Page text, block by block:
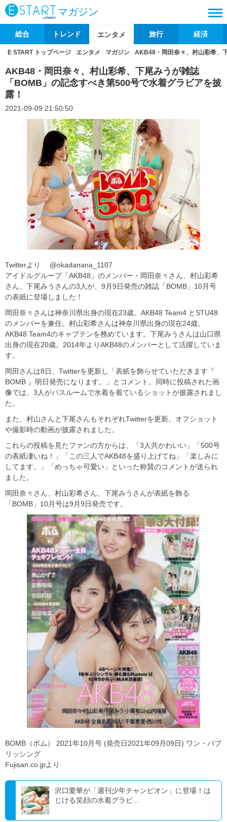
マガジン
総合 トレンド エンタメ 旅行 経済
E START トップページ エンタメ マガジン AKB48・岡田奈々、村山彩希、
AKB48・岡田奈々、村山彩希、下尾みうが雑誌
「BOMB」の記念すべき第500号で水着グラビアを披
露！
2021-09-09 21:50:50
Twitterより @okadanana_1107
アイドルグループ「AKB48」のメンバー・岡田奈々さん、村山彩希
さん、下尾みうさんの3人が、9月9日発売の雑誌「BOMB」10月号
の表紙に登場しました！
岡田奈々さんは神奈川県出身の現在23歳。AKB48 Team4 とSTU48
のメンバーを兼任。村山彩希さんは神奈川県出身の現在24歳。
AKB48 Team4のキャプテンを務めています。下尾みうさんは山口県
出身の現在20歳。2014年よりAKB48のメンバーとして活躍していま
す。
岡田さんは8日、Twitterを更新し「表紙を飾らせていただきます『
BOMB 』明日発売になります。」とコメント。同時に投稿された画
像では、3人がバスルームで水着を着ているショットが披露されまし
た。
また、村山さんと下尾さんもそれぞれTwitterを更新。オフショット
や撮影時の動画が披露されました。
これらの投稿を見たファンの方からは、「3人共かわいい」「500号
の表紙凄いね！」「この三人でAKB48を盛り上げてね」「楽しみに
してます。」「めっちゃ可愛い」といった称賛のコメントが送られ
ました。
岡田奈々さん、村山彩希さん、下尾みうさんが表紙を飾る
「BOMB」10月号は9月9日発売です。
BOMB（ボム） 2021年10月号 (発売日2021年09月09日) ワン・パブ
リッシング
Fujisan.co.jpより
沢口愛華が「週刊少年チャンピオン」に登場！は
じける笑顔の水着グラビ...